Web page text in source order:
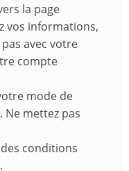
la page
vos informations,
avec votre
compte
mode de
Ne mettez pas
des conditions